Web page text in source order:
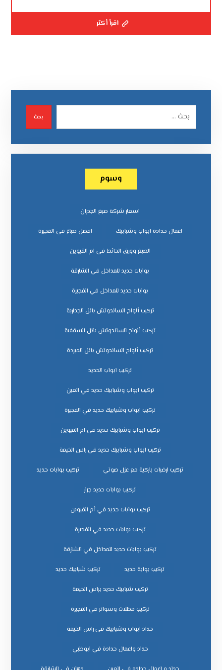
اقرأ أكثر
بحث
وسوم
اسعار شركة صبغ الجدران
اعمال حدادة ابواب وشبابيك افضل صباغ في الفجيرة
الصبغ وورق الحائط في ام القيوين
بوابات حديد للمداخل في الشارقة
بوابات حديد للمداخل في الفجيرة
تركيب ألواح الساندوتش بانل الجدارية
تركيب ألواح الساندوتش بانل السقفية
تركيب ألواح الساندوتش بانل المبردة
تركيب ابواب الحديد
تركيب ابواب وشبابيك حديد في العين
تركيب ابواب وشبابيك حديد في الفجيرة
تركيب ابواب وشبابيك حديد في ام القيوين
تركيب ابواب وشبابيك حديد في راس الخيمة
تركيب ارضيات باركية مع عزل صوتي تركيب بوابات حديد
تركيب بوابات حديد جرار
تركيب بوابات حديد في أم القيوين
تركيب بوابات حديد في الفجيرة
تركيب بوابات حديد للمداخل في الشارقة
تركيب بوابة حديد تركيب شبابيك حديد
تركيب شبابيك حديد براس الخيمة
تركيب مظلات وسواتر في الفجيرة
حداد ابواب وشبابيك فى راس الخيمة
حداد واعمال حدادة في ابوظبي